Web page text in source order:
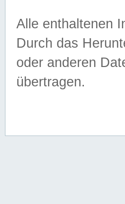
Alle enthaltenen
Durch das
oder anderen
übertragen.